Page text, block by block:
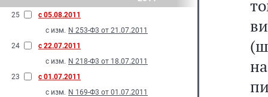
25
с 05.08.2011
с изм. N 253-Ф3 от 21.07.2011
24
с 22.07.2011
с изм. N 218-Ф3 от 18.07.2011
23
с 01.07.2011
с изм. N 169-Ф3 от 01.07.2011